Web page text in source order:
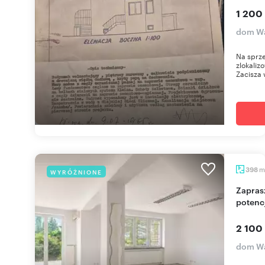
1 200
dom
Na
Zacisza
WYRÓŻNIONE 398 m
Zapraszam do obejrzenia domu 398 m² z
2 100
dom